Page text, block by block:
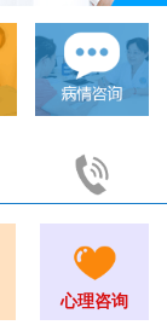
心理咨询